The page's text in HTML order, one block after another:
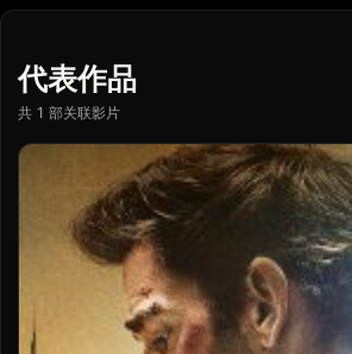
代表作品
共 1 部关联影片